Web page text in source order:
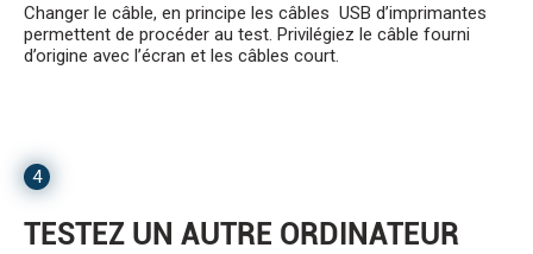
Changer le câble, en principe les câbles USB d’imprimantes
permettent de procéder au test. Privilégiez le câble fourni
d’origine avec l’écran et les câbles court.
4
TESTEZ UN AUTRE ORDINATEUR